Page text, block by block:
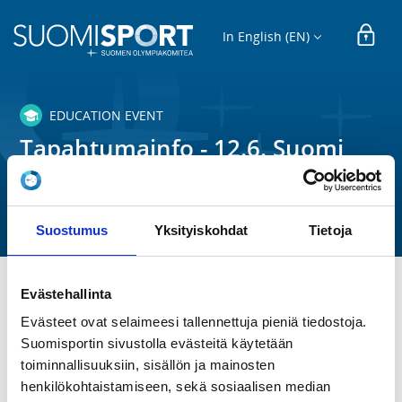
Suostumus Yksityiskohdat Tietoja
Evästehallinta
Evästeet ovat selaimeesi tallennettuja pieniä tiedostoja.
Suomisportin sivustolla evästeitä käytetään
toiminnallisuuksiin, sisällön ja mainosten
henkilökohtaistamiseen, sekä sosiaalisen median
In English (EN)
EDUCATION EVENT
Tapahtumainfo - 12.6. Suomi
meloo ja soutaa
Suomen Melonta- ja Soutuliitto ry
Mo 3.5.2021 at 18:00 - 19:00
Zoom